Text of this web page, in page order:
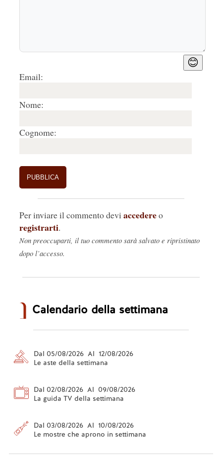
😊
Email:
Nome:
Cognome:
Per inviare il commento devi accedereo
registrarti.
Non preoccuparti, il tuo commento sarà salvato e ripristinato
dopo l’accesso.
Calendario della settimana
Dal 05/08/2026 Al 12/08/2026
Le aste della settimana
Dal 02/08/2026 Al 09/08/2026
La guida TV della settimana
Dal 03/08/2026 Al 10/08/2026
Le mostre che aprono in settimana